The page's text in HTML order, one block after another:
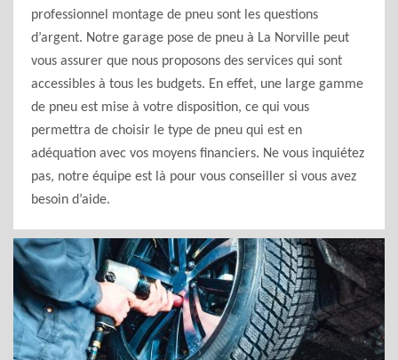
professionnel montage de pneu sont les questions
d’argent. Notre garage pose de pneu à La Norville peut
vous assurer que nous proposons des services qui sont
accessibles à tous les budgets. En effet, une large gamme
de pneu est mise à votre disposition, ce qui vous
permettra de choisir le type de pneu qui est en
adéquation avec vos moyens financiers. Ne vous inquiétez
pas, notre équipe est là pour vous conseiller si vous avez
besoin d’aide.